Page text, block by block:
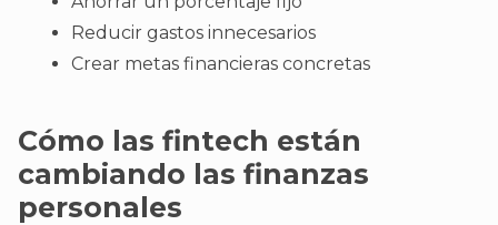
Reducir gastos innecesarios
Crear metas financieras concretas
Cómo las fintech están
cambiando las finanzas
personales